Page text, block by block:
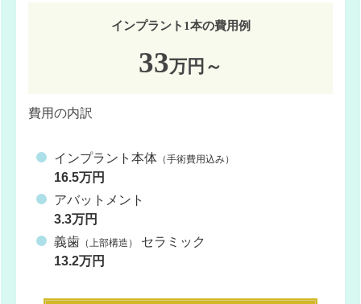
インプラント1本の費用例
33万円～
費用の内訳
インプラント本体 （手術費用込み）
16.5万円
アバットメント
3.3万円
義歯 （上部構造）
セラミック
13.2万円